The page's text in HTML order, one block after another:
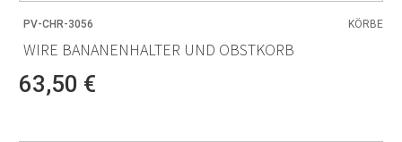
PV-CHR-3056 KÖRBE
WIRE BANANENHALTER UND OBSTKORB
63,50 €